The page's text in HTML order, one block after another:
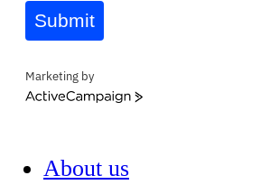
Submit
Marketing by
ActiveCampaign
About us